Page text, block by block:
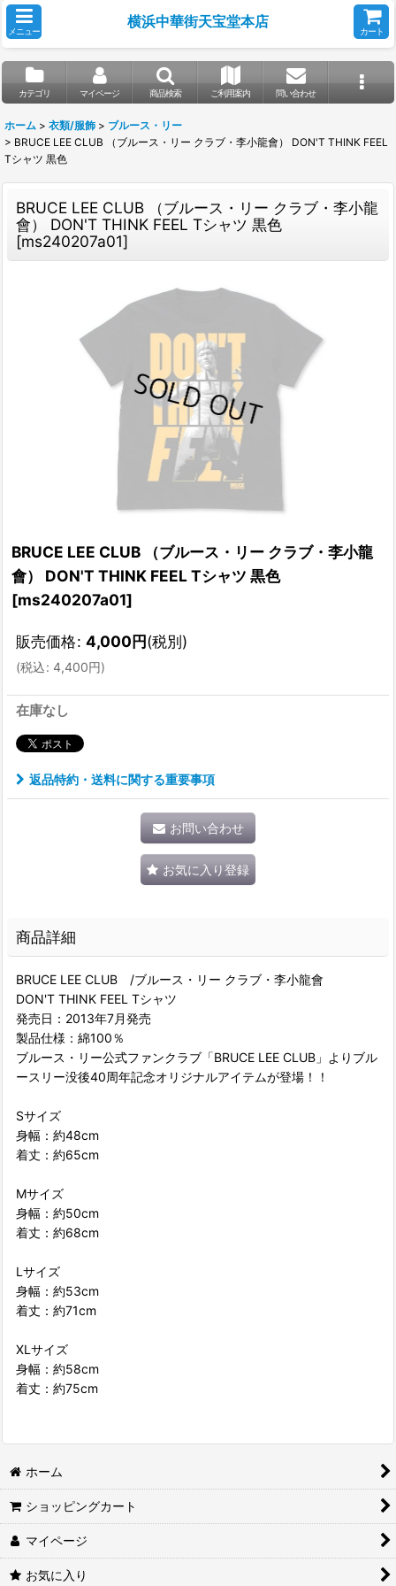
メニュー
横浜中華街天宝堂本店
カート
カテゴリ マイページ 商品検索 ご利用案内 問い合わせ
ホーム > 衣類/服飾 > ブルース・リー
> BRUCE LEE CLUB （ブルース・リー クラブ・李小龍會） DON'T THINK FEEL
Tシャツ 黒色
BRUCE LEE CLUB （ブルース・リー クラブ・李小龍
會） DON'T THINK FEEL Tシャツ 黒色
[ms240207a01]
BRUCE LEE CLUB （ブルース・リー クラブ・李小龍
會） DON'T THINK FEEL Tシャツ 黒色
[ms240207a01]
販売価格: 4,000円(税別)
(税込: 4,400円)
在庫なし
返品特約・送料に関する重要事項
お問い合わせ
お気に入り登録
商品詳細
BRUCE LEE CLUB /ブルース・リー クラブ・李小龍會
DON'T THINK FEEL Tシャツ
発売日：2013年7月発売
製品仕様：綿100％
ブルース・リー公式ファンクラブ「BRUCE LEE CLUB」よりブル
ースリー没後40周年記念オリジナルアイテムが登場！！
Sサイズ
身幅：約48cm
着丈：約65cm
Mサイズ
身幅：約50cm
着丈：約68cm
Lサイズ
身幅：約53cm
着丈：約71cm
XLサイズ
身幅：約58cm
着丈：約75cm
ホーム
ショッピングカート
マイページ
お気に入り